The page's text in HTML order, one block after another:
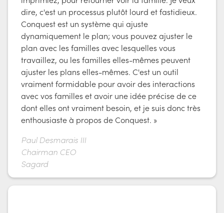
dire, c'est un processus plutôt lourd et fastidieux.
Conquest est un système qui ajuste
dynamiquement le plan; vous pouvez ajuster le
plan avec les familles avec lesquelles vous
travaillez, ou les familles elles-mêmes peuvent
ajuster les plans elles-mêmes. C'est un outil
vraiment formidable pour avoir des interactions
avec vos familles et avoir une idée précise de ce
dont elles ont vraiment besoin, et je suis donc très
enthousiaste à propos de Conquest. »
Paul Desmarais III
Chairman CEO
Sagard